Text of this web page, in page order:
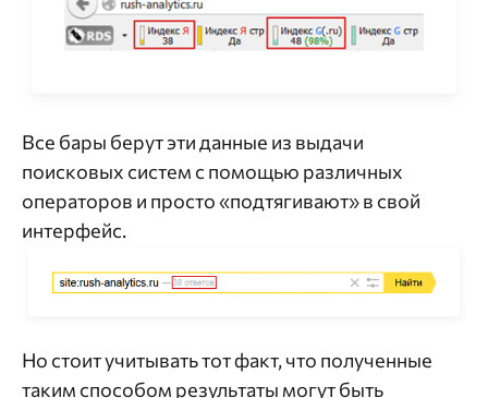
Все бары берут эти данные из выдачи
поисковых систем c помощью различных
операторов и просто «подтягивают» в свой
интерфейс.
Но стоит учитывать тот факт, что полученные
таким способом результаты могут быть